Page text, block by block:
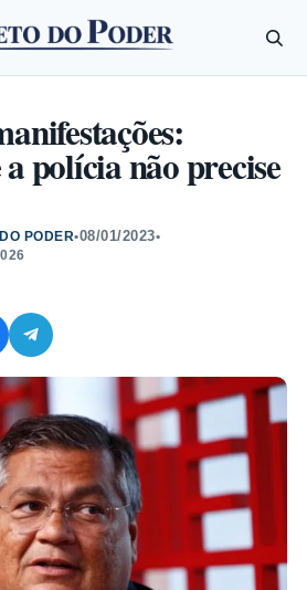
polícia não precise
PODER•08/01/2023•